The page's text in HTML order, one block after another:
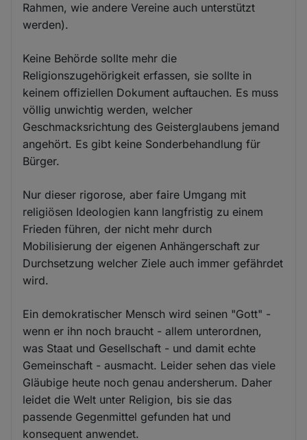
Rahmen, wie andere Vereine auch unterstützt
werden).
Keine Behörde sollte mehr die
Religionszugehörigkeit erfassen, sie sollte in
keinem offiziellen Dokument auftauchen. Es muss
völlig unwichtig werden, welcher
Geschmacksrichtung des Geisterglaubens jemand
angehört. Es gibt keine Sonderbehandlung für
Bürger.
Nur dieser rigorose, aber faire Umgang mit
religiösen Ideologien kann langfristig zu einem
Frieden führen, der nicht mehr durch
Mobilisierung der eigenen Anhängerschaft zur
Durchsetzung welcher Ziele auch immer gefährdet
wird.
Ein demokratischer Mensch wird seinen "Gott" -
wenn er ihn noch braucht - allem unterordnen,
was Staat und Gesellschaft - und damit echte
Gemeinschaft - ausmacht. Leider sehen das viele
Gläubige heute noch genau andersherum. Daher
leidet die Welt unter Religion, bis sie das
passende Gegenmittel gefunden hat und
konsequent anwendet.